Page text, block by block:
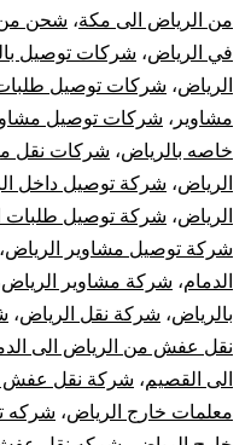
من الرياض الى مكة، شحن من
في الرياض، شركات توصيل
الرياض، شركات توصيل
مشاوير ، شركات توصيل
خاصه بالرياض، شركات نقل
الرياض، شركة توصيل داخل
الرياض، شركة توصيل طلبات
شركة توصيل مشاوير الرياض،
الدمام، شركة مشاوير الرياض
بالرياض، شركة نقل الرياض،
نقل عفش من الرياض الى
الى القصيم، شركة نقل عفش
معلمات خارج الرياض، شركه